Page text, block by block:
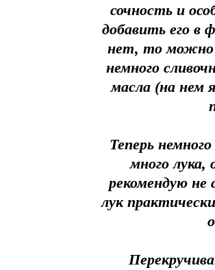
сочность и
добавить его в
нет, то можно
немного
масла (на нем
Теперь
много лука,
рекомендую не
лук